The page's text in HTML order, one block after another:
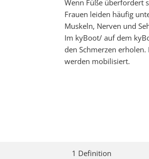
Wenn Füße überfordert
Frauen leiden häufig
Muskeln, Nerven und
Im kyBoot/ auf dem
den Schmerzen
werden mobilisiert.
1 Definition